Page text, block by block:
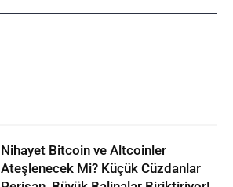
Nihayet Bitcoin ve Altcoinler
Ateşlenecek Mi? Küçük Cüzdanlar